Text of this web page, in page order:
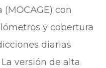
con
y cobertura
diarias
versión de alta